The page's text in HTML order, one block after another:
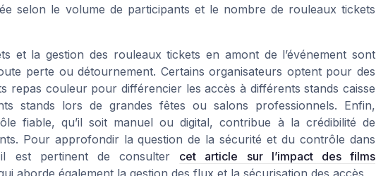
selon le volume de participants et le nombre de rouleaux tickets
et la gestion des rouleaux tickets en amont de l’événement sont
perte ou détournement. Certains organisateurs optent pour des
repas couleur pour différencier les accès à différents stands caisse
stands lors de grandes fêtes ou salons professionnels. Enfin,
fiable, qu’il soit manuel ou digital, contribue à la crédibilité de
Pour approfondir la question de la sécurité et du contrôle dans
il est pertinent de consulter cet article sur l’impact des films
aborde également la gestion des flux et la sécurisation des accès.